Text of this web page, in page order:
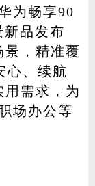
作者
注册
为畅享90
新品发布
景，精准覆
心、续航
用需求，为
场办公等